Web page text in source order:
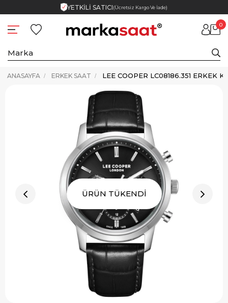
YETKİLİ SATICI(Ücretsiz Kargo Ve İade)
0
ANASAYFA ERKEK SAAT LEE COOPER LC08186.351 ERKEK
ÜRÜN TÜKENDİ